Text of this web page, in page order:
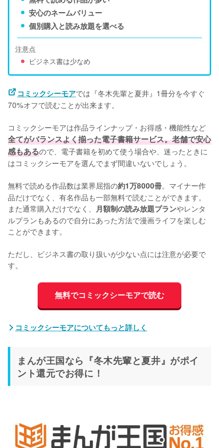
安心のネームバリュー
個別購入と読み放題を選べる
注意点
ビジネス書は少なめ
コミックシーモアでは『冬木先輩と夏井』1冊分を今すぐ
70%オフで読むことが出来ます。
コミックシーモアは作品ラインナップ・お得感・機能性など
全てがバランスよく揃った電子書籍サービス。老舗で安心
感もあるので、電子書籍を初めて使う場合や、迷ったときに
はコミックシーモアを選んでまず間違いないでしょう。
無料で読める作品数は業界屈指の約1万8000冊。マイナー作
品だけでなく、有名作品も一部無料で読むことができます。
また通常購入だけでなく、 月額制の読み放題プランやレンタ
ルプランもあるので自分にあった方法で漫画ライフを楽しむ
ことができます。
ただし、ビジネス書の取り扱いが少ない点には注意が必要で
す。
無料でコミックシーモアで読む
コミックシーモアについてもっと詳しく
まんが王国なら『冬木先輩と夏井』がポイ
ント還元でお得に！